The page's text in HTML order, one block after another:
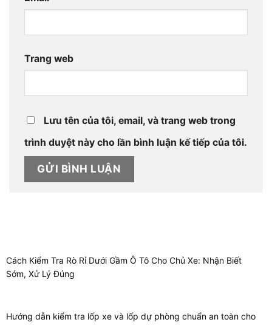
Trang web
Lưu tên của tôi, email, và trang web trong
trình duyệt này cho lần bình luận kế tiếp của tôi.
Cách Kiểm Tra Rò Rỉ Dưới Gầm Ô Tô Cho Chủ Xe: Nhận Biết
Sớm, Xử Lý Đúng
Hướng dẫn kiểm tra lốp xe và lốp dự phòng chuẩn an toàn cho